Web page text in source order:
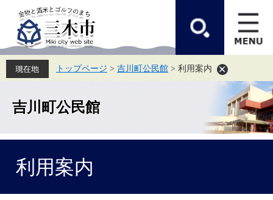
先
頭
す。
を
飛
し
トップページ > 吉川町公民館 > 利用案内
吉川町公民館
利用案内